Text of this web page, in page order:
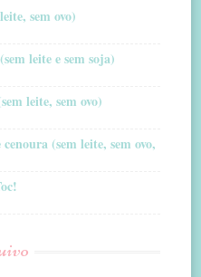
sem ovo)
leite e sem soja)
leite, sem ovo)
(sem leite, sem ovo,